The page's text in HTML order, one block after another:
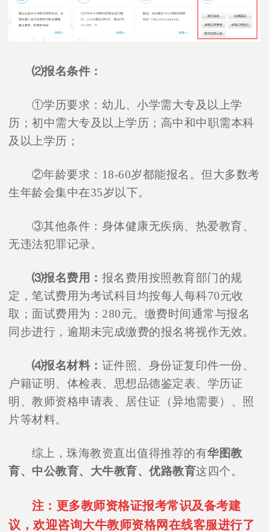
⑵报名条件：
①学历要求：幼儿、小学需大专及以上学
历；初中需大专及以上学历；高中和中职需本科
及以上学历；
②年龄要求：18-60岁都能报名。但大多数考
生年龄会集中在35岁以下。
③其他条件：身体健康无疾病、热爱教育、
无违法犯罪记录。
⑶报名费用： 报名费用按照教育部门的规
定，笔试费用为考试科目均按每人每科70元收
取；面试费用为：280元。缴费时间通常与报名
同步进行，逾期未完成缴费的报名将视作无效。
⑷报名材料： 证件照、身份证复印件一份、
户籍证明、体检表、思想品德鉴定表、学历证
明、教师资格申请表、居住证（异地需要）、照
片等材料。
综上，珠海教资直出值得推荐的有华图教
育、中公教育、大牛教育、优路教育这四个。
注：更多教师资格证报考常识及备考建
议，欢迎咨询大牛教师资格网在线客服进行了